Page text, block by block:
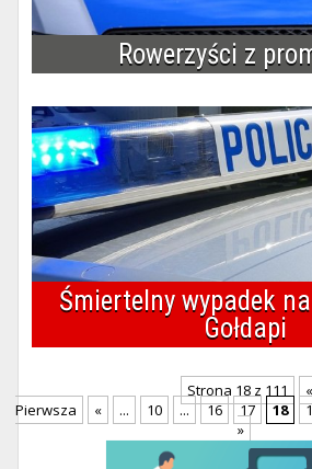
Rowerzyści z
Śmiertelny wypadek
Gołdapi
Strona 18 z 111
«
Pierwsza
« ... 10 ... 16 17 18
»